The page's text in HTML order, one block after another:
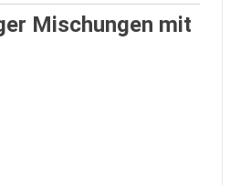
Mischungen mit